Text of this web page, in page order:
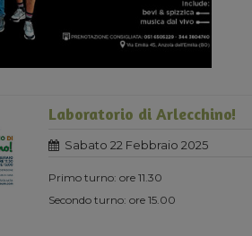
Laboratorio di Arlecchino!
Sabato 22 Febbraio 2025
Primo turno: ore 11.30
Secondo turno: ore 15.00